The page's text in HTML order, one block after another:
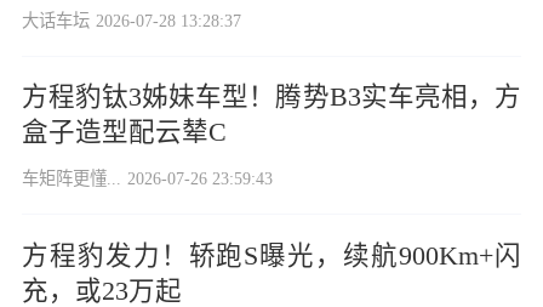
大话车坛 2026-07-28 13:28:37
方程豹钛3姊妹车型！腾势B3实车亮相，方
盒子造型配云辇C
车矩阵更懂... 2026-07-26 23:59:43
方程豹发力！轿跑S曝光，续航900Km+闪
充，或23万起